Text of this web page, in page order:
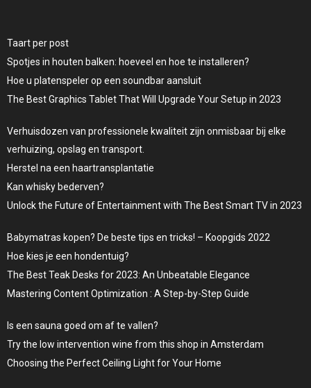
Taart per post
Spotjes in houten balken: hoeveel en hoe te installeren?
Hoe u platenspeler op een soundbar aansluit
The Best Graphics Tablet That Will Upgrade Your Setup in 2023
Verhuisdozen van professionele kwaliteit zijn onmisbaar bij elke
verhuizing, opslag en transport.
Herstel na een haartransplantatie
Kan whisky bederven?
Unlock the Future of Entertainment with The Best Smart TV in 2023
Babymatras kopen? De beste tips en tricks! – Koopgids 2022
Hoe kies je een hondentuig?
The Best Teak Desks for 2023: An Unbeatable Elegance
Mastering Content Optimization : A Step-by-Step Guide
Is een sauna goed om af te vallen?
Try the low intervention wine from this shop in Amsterdam
Choosing the Perfect Ceiling Light for Your Home